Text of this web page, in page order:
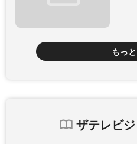
もっ
ザテレビ